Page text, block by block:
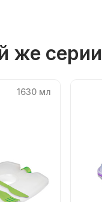
же серии
1630 мл